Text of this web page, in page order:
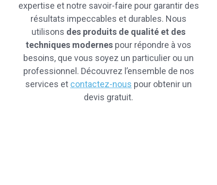
expertise et notre savoir-faire pour garantir des
résultats impeccables et durables. Nous
utilisons des produits de qualité et des
techniques modernes pour répondre à vos
besoins, que vous soyez un particulier ou un
professionnel. Découvrez l’ensemble de nos
services et contactez-nous pour obtenir un
devis gratuit.